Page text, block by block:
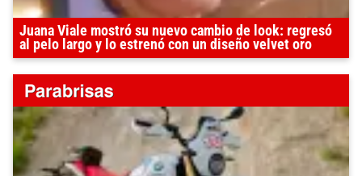
Juana Viale mostró su nuevo cambio de look: regresó
al pelo largo y lo estrenó con un diseño velvet oro